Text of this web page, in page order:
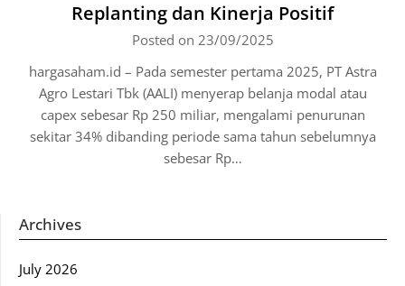
Replanting dan Kinerja Positif
Posted on 23/09/2025
hargasaham.id – Pada semester pertama 2025, PT Astra
Agro Lestari Tbk (AALI) menyerap belanja modal atau
capex sebesar Rp 250 miliar, mengalami penurunan
sekitar 34% dibanding periode sama tahun sebelumnya
sebesar Rp…
Archives
July 2026